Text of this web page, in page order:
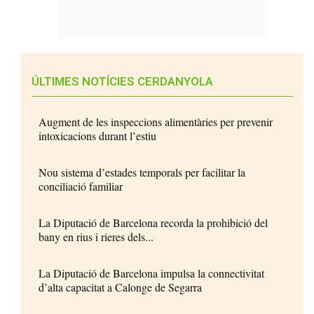
ÚLTIMES NOTÍCIES CERDANYOLA
Augment de les inspeccions alimentàries per prevenir
intoxicacions durant l’estiu
Nou sistema d’estades temporals per facilitar la
conciliació familiar
La Diputació de Barcelona recorda la prohibició del
bany en rius i rieres dels...
La Diputació de Barcelona impulsa la connectivitat
d’alta capacitat a Calonge de Segarra